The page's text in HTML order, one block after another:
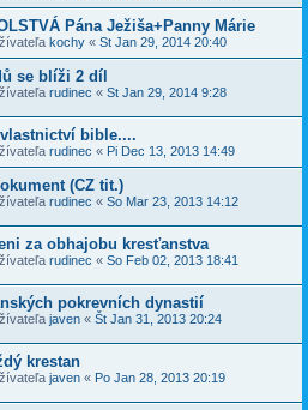
Pána Ježiša+Panny Márie
kochy « St Jan 29, 2014 20:40
se blíži 2 díl
rudinec « St Jan 29, 2014 9:28
bible....
rudinec « Pi Dec 13, 2013 14:49
(CZ tit.)
rudinec « So Mar 23, 2013 14:12
za obhajobu kresťanstva
rudinec « So Feb 02, 2013 18:41
pokrevních dynastií
javen « Št Jan 31, 2013 20:24
krestan
javen « Po Jan 28, 2013 20:19